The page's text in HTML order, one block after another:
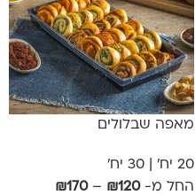
מאפה שבלולים
20 יח' | 30 יח'
החל מ-
₪120
–
₪170